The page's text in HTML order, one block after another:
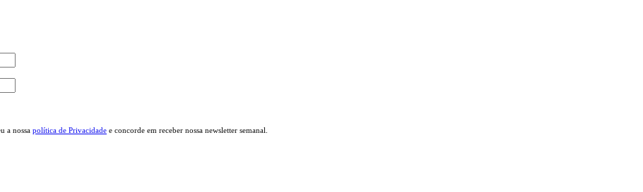
a nossa política de Privacidade e concorde em receber nossa newsletter semanal.